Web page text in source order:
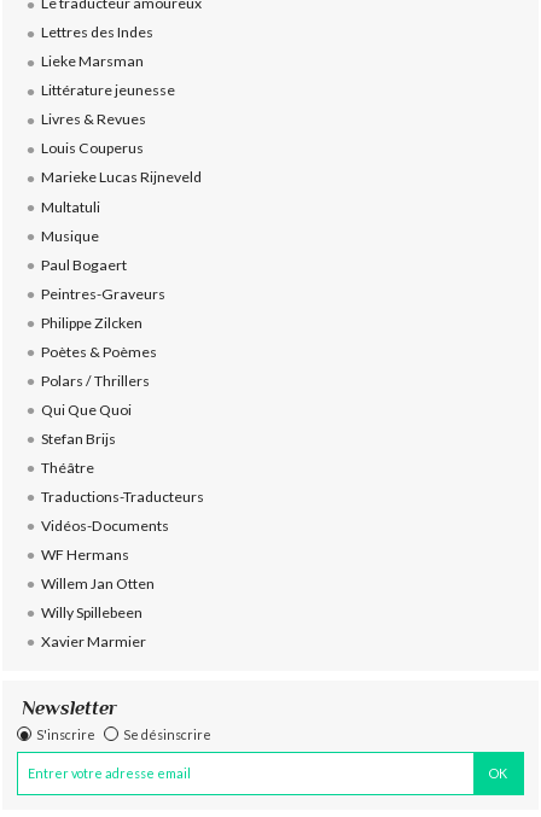
Lettres des Indes
Lieke Marsman
Littérature jeunesse
Livres & Revues
Louis Couperus
Marieke Lucas Rijneveld
Multatuli
Musique
Paul Bogaert
Peintres-Graveurs
Philippe Zilcken
Poètes & Poèmes
Polars / Thrillers
Qui Que Quoi
Stefan Brijs
Théâtre
Traductions-Traducteurs
Vidéos-Documents
WF Hermans
Willem Jan Otten
Willy Spillebeen
Xavier Marmier
Newsletter
S'inscrire Se désinscrire